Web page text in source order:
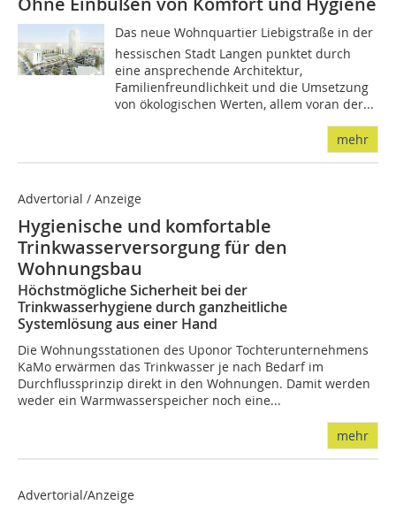
Das neue Wohnquartier Liebigstraße in der
hessischen Stadt Langen punktet durch
eine ansprechende Architektur,
Familienfreundlichkeit und die Umsetzung
von ökologischen Werten, allem voran der...
mehr
Advertorial / Anzeige
Hygienische und komfortable
Trinkwasserversorgung für den
Wohnungsbau
Höchstmögliche Sicherheit bei der
Trinkwasserhygiene durch ganzheitliche
Systemlösung aus einer Hand
Die Wohnungsstationen des Uponor Tochterunternehmens
KaMo erwärmen das Trinkwasser je nach Bedarf im
Durchflussprinzip direkt in den Wohnungen. Damit werden
weder ein Warmwasserspeicher noch eine...
mehr
Advertorial/Anzeige